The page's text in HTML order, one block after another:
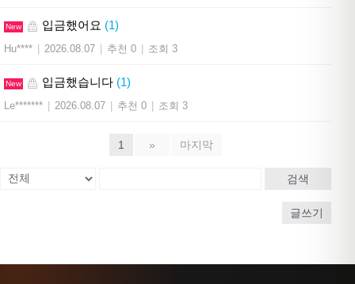
New 입금했어요 (1)
Hu**** 2026.08.07 추천 0 조회 3
New 입금했습니다 (1)
Le******* 2026.08.07 추천 0 조회 3
1 » 마지막
검색
글쓰기